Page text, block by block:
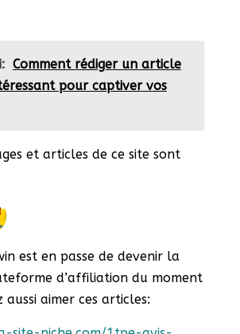
Comment rédiger un article
pour captiver vos
et articles de ce site sont
est en passe de devenir la
d’affiliation du moment
aussi aimer ces articles: